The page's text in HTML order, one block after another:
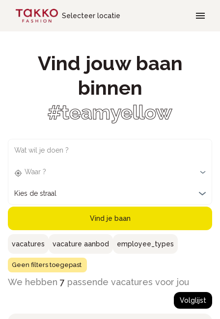
Selecteer locatie
Vind jouw baan
binnen
#teamyellow
Wat wil je doen ?
Waar ?
Kies de straal
Vind je baan
vacatures vacature aanbod employee_types
Geen filters toegepast
We hebben 7 passende vacatures voor jou
Volglijst